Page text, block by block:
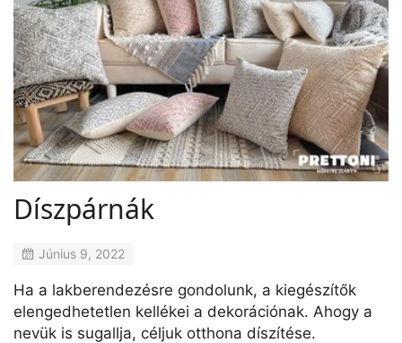
Díszpárnák
Június 9, 2022
Ha a lakberendezésre gondolunk, a kiegészítők
elengedhetetlen kellékei a dekorációnak. Ahogy a
nevük is sugallja, céljuk otthona díszítése.